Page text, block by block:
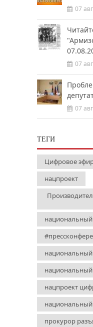
07
07
07
ТЕГИ
Цифровое
нацпроект
национальный
национальный
национальный
нацпроект
прокурор